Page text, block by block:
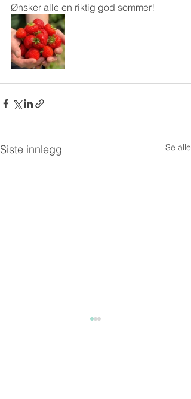
Ønsker alle en riktig god sommer!
Siste innlegg Se alle